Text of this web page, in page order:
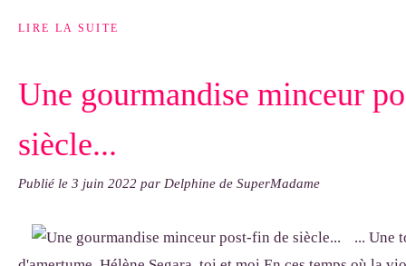
LIRE LA SUITE
Une gourmandise minceur
siècle...
Publié le 3 juin 2022 par Delphine de SuperMadame
... Une